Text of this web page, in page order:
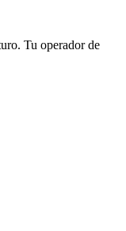
Tu operador de